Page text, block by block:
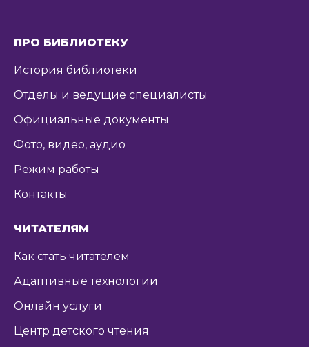
ПРО БИБЛИОТЕКУ
История библиотеки
Отделы и ведущие специалисты
Официальные документы
Фото, видео, аудио
Режим работы
Контакты
ЧИТАТЕЛЯМ
Как стать читателем
Адаптивные технологии
Онлайн услуги
Центр детского чтения